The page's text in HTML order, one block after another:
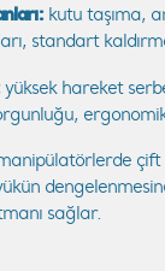
kutu taşıma,
standart
yüksek hareket
çift
sağlar.